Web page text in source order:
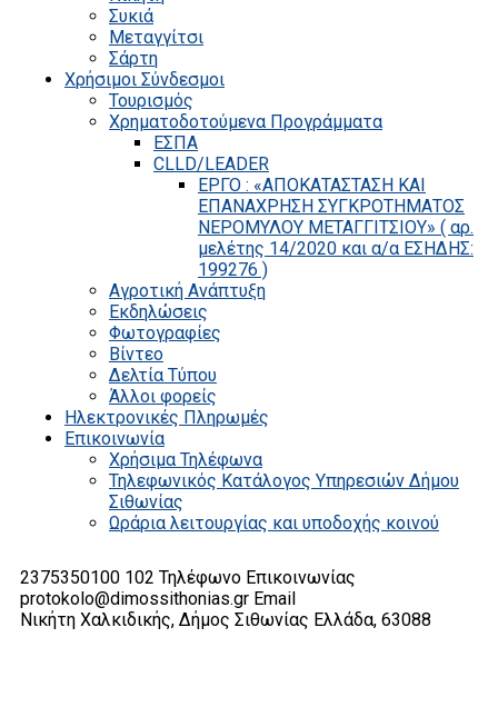
Συκιά
Μεταγγίτσι
Σάρτη
Χρήσιμοι Σύνδεσμοι
Τουρισμός
Χρηματοδοτούμενα Προγράμματα
ΕΣΠΑ
CLLD/LEADER
ΕΡΓΟ : «ΑΠΟΚΑΤΑΣΤΑΣΗ ΚΑΙ
ΕΠΑΝΑΧΡΗΣΗ ΣΥΓΚΡΟΤΗΜΑΤΟΣ
ΝΕΡΟΜΥΛΟΥ ΜΕΤΑΓΓΙΤΣΙΟΥ» ( αρ.
μελέτης 14/2020 και α/α ΕΣΗΔΗΣ:
199276 )
Αγροτική Ανάπτυξη
Εκδηλώσεις
Φωτογραφίες
Βίντεο
Δελτία Τύπου
Άλλοι φορείς
Ηλεκτρονικές Πληρωμές
Επικοινωνία
Χρήσιμα Τηλέφωνα
Τηλεφωνικός Κατάλογος Υπηρεσιών Δήμου
Σιθωνίας
Ωράρια λειτουργίας και υποδοχής κοινού
2375350100 102 Τηλέφωνο Επικοινωνίας
protokolo@dimossithonias.gr Email
Νικήτη Χαλκιδικής, Δήμος Σιθωνίας Ελλάδα, 63088